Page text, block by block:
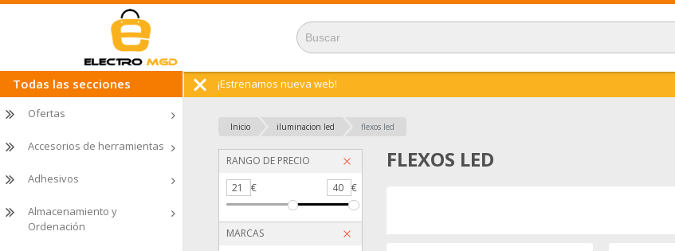
Todas las secciones
Ofertas
Accesorios de herramientas
Adhesivos
Almacenamiento y
Ordenación
¡Estrenamos nueva web!
Inicio iluminacion led flexos led
RANGO DE PRECIO
21
€ 40 €
MARCAS
FLEXOS LED